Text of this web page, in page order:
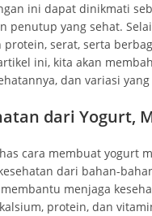
ini dapat dinikmati
penutup yang sehat.
protein, serat, serta
ini, kita akan
dan variasi
dari Yogurt,
cara membuat yogurt
dari bahan-
menjaga
protein, dan